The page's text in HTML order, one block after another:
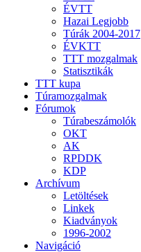
ÉVTT
Hazai Legjobb
Túrák 2004-2017
ÉVKTT
TTT mozgalmak
Statisztikák
TTT kupa
Túramozgalmak
Fórumok
Túrabeszámolók
OKT
AK
RPDDK
KDP
Archívum
Letöltések
Linkek
Kiadványok
1996-2002
Navigáció